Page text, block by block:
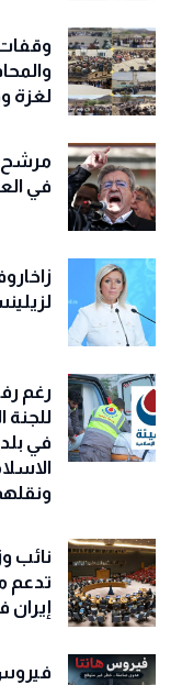
لغزة
مرشح
في
رغم
للجنة
في
نائب
تدعم